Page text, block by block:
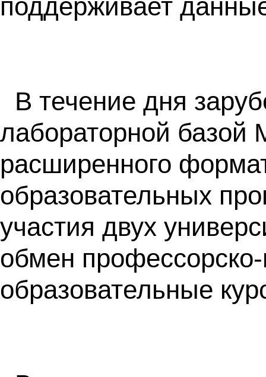
поддерживает
В течение дня
лабораторной базой
расширенного
образовательных
участия двух
обмен
образовательные